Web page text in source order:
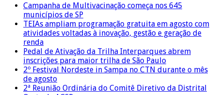
Campanha de Multivacinação começa nos 645
municípios de SP
TEIAs ampliam programação gratuita em agosto com
atividades voltadas à inovação, gestão e geração de
renda
Pedal de Ativação da Trilha Interparques abrem
inscrições para maior trilha de São Paulo
2º Festival Nordeste in Sampa no CTN durante o mês
de agosto
2ª Reunião Ordinária do Comitê Diretivo da Distrital